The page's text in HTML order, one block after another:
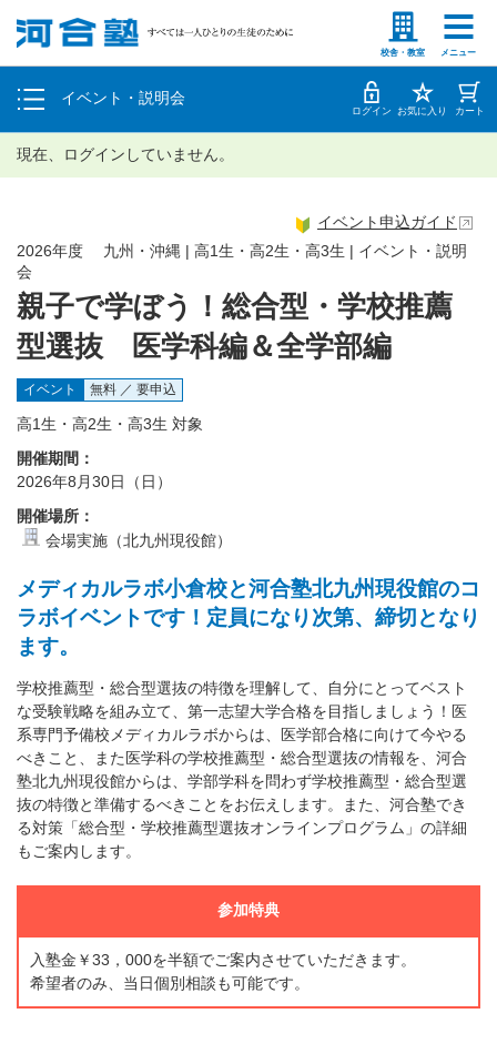
校舎・教室 メニュー
塾生の方 高等学校の先生
イベント・説明会
個別相談
体験授業 ログイン お気に入り カート
現在、ログインしていません。
親子で学ぼう！総合型・学校推薦
型選抜 医学科編＆全学部編
2026年度 九州・沖縄 | 高1生・高2生・高3生 | イベント・説明
会
イベント申込ガイド
イベント 無料 ／ 要申込
高1生・高2生・高3生 対象
開催期間：
2026年8月30日（日）
開催場所：
会場実施（北九州現役館）
メディカルラボ小倉校と河合塾北九州現役館のコ
ラボイベントです！定員になり次第、締切となり
ます。
学校推薦型・総合型選抜の特徴を理解して、自分にとってベスト
な受験戦略を組み立て、第一志望大学合格を目指しましょう！医
系専門予備校メディカルラボからは、医学部合格に向けて今やる
べきこと、また医学科の学校推薦型・総合型選抜の情報を、河合
塾北九州現役館からは、学部学科を問わず学校推薦型・総合型選
抜の特徴と準備するべきことをお伝えします。また、河合塾でき
る対策「総合型・学校推薦型選抜オンラインプログラム」の詳細
もご案内します。
参加特典
入塾金￥33，000を半額でご案内させていただきます。
希望者のみ、当日個別相談も可能です。